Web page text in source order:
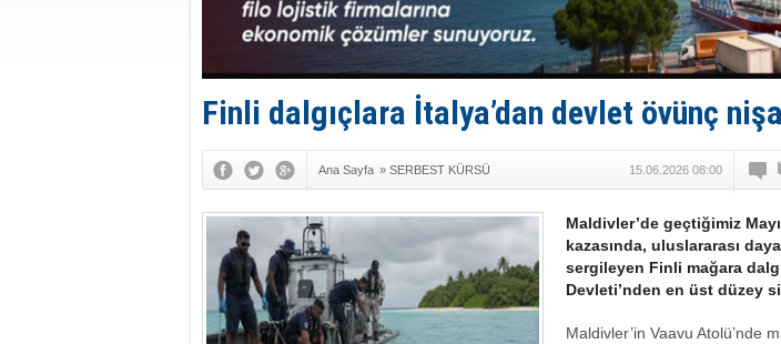
Hat-San
Med Marine’e yeni
KOSDER’den
Kalyoncu’dan ‘Sefer’
Bacasında yangın
Finli dalgıçlara İtalya’dan devlet övünç
Ana Sayfa » SERBEST KÜRSÜ 15.06.2026 08:00
Maldivler’de geçtiğimiz
kazasında, uluslararası
sergileyen Finli mağara
Devleti’nden en üst düzey
Maldivler’in Vaavu Atolü’nde